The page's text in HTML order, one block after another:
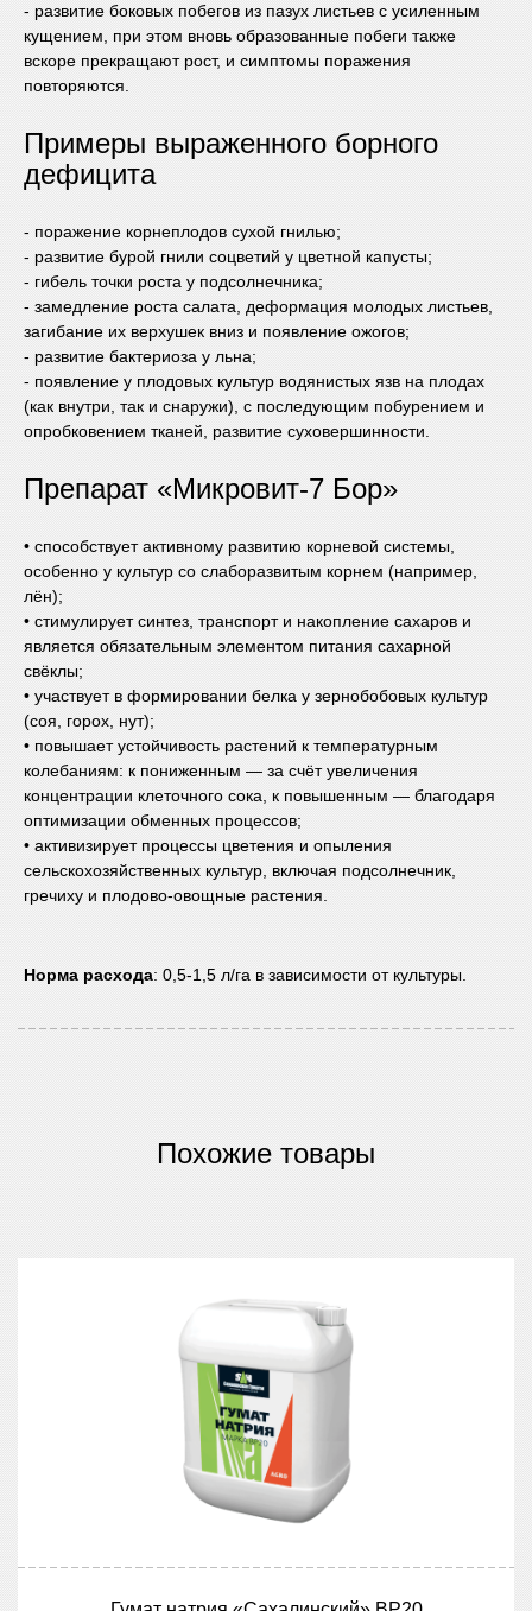
- развитие боковых побегов из пазух листьев с усиленным
кущением, при этом вновь образованные побеги также
вскоре прекращают рост, и симптомы поражения
повторяются.
Примеры выраженного борного
дефицита
- поражение корнеплодов сухой гнилью;
- развитие бурой гнили соцветий у цветной капусты;
- гибель точки роста у подсолнечника;
- замедление роста салата, деформация молодых листьев,
загибание их верхушек вниз и появление ожогов;
- развитие бактериоза у льна;
- появление у плодовых культур водянистых язв на плодах
(как внутри, так и снаружи), с последующим побурением и
опробковением тканей, развитие суховершинности.
Препарат «Микровит-7 Бор»
• способствует активному развитию корневой системы,
особенно у культур со слаборазвитым корнем (например,
лён);
• стимулирует синтез, транспорт и накопление сахаров и
является обязательным элементом питания сахарной
свёклы;
• участвует в формировании белка у зернобобовых культур
(соя, горох, нут);
• повышает устойчивость растений к температурным
колебаниям: к пониженным — за счёт увеличения
концентрации клеточного сока, к повышенным — благодаря
оптимизации обменных процессов;
• активизирует процессы цветения и опыления
сельскохозяйственных культур, включая подсолнечник,
гречиху и плодово-овощные растения.
Норма расхода: 0,5-1,5 л/га в зависимости от культуры.
Похожие товары